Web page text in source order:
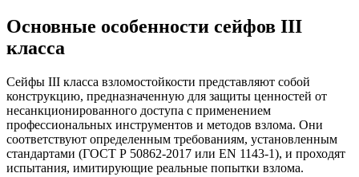
Основные особенности сейфов III
класса
Сейфы III класса взломостойкости представляют собой
конструкцию, предназначенную для защиты ценностей от
несанкционированного доступа с применением
профессиональных инструментов и методов взлома. Они
соответствуют определенным требованиям, установленным
стандартами (ГОСТ Р 50862-2017 или EN 1143-1), и проходят
испытания, имитирующие реальные попытки взлома.